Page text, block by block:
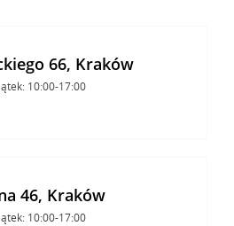
66, Kraków
10:00-17:00
46, Kraków
10:00-17:00